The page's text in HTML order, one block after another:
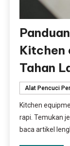
Kitchen
Tahan
Alat Pencuci
Kitchen
rapi. Temukan
baca artikel